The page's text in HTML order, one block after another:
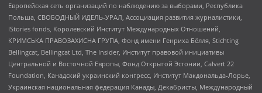
Европейская сеть организаций по наблюдению за выборами, Республика
Польша, СВОБОДНЫЙ ИДЕЛЬ-УРАЛ, Ассоциация развития журналистики,
IStories fonds, Королевский Институт Международных Отношений,
КРИМСЬКА ПРАВОЗАХИСНА ГРУПА, Фонд имени Генриха Бёлля, Stichting
Bellingcat, Bellingcat Ltd, The Insider, Институт правовой инициативы
Центральной и Восточной Европы, Фонд Открытой Эстонии, Calvert 22
Foundation, Канадский украинский конгресс, Институт Макдональда-Лорье,
Украинская национальная федерация Канады, Декабристы, Международный